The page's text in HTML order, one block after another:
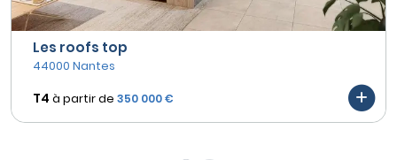
Les roofs top
44000 Nantes
T4 à partir de 350 000 €